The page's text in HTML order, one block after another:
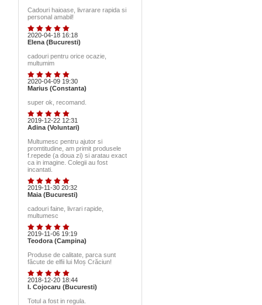
Cadouri haioase, livrarare rapida si
personal amabil!
2020-04-18 16:18
Elena (Bucuresti)
cadouri pentru orice ocazie,
multumim
2020-04-09 19:30
Marius (Constanta)
super ok, recomand.
2019-12-22 12:31
Adina (Voluntari)
Multumesc pentru ajutor si
promtitudine, am primit produsele
f.repede (a doua zi) si aratau exact
ca in imagine. Colegii au fost
incantati.
2019-11-30 20:32
Maia (Bucuresti)
cadouri faine, livrari rapide,
multumesc
2019-11-06 19:19
Teodora (Campina)
Produse de calitate, parca sunt
făcute de elfii lui Moș Crăciun!
2018-12-20 18:44
I. Cojocaru (Bucuresti)
Totul a fost in regula.